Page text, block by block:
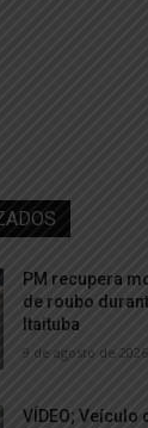
PM recupera
de roubo
Itaituba
9 de agosto de 2026
VÍDEO;